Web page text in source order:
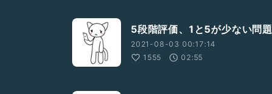
5段階評価、1と5が少ない問題
2021-08-03 00:17:14
1555
02:55